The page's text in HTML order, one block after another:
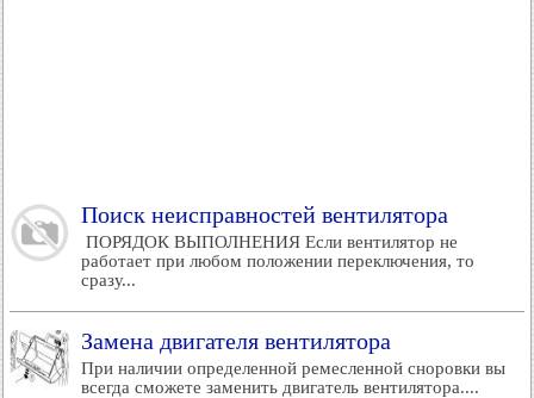
Поиск неисправностей вентилятора
ПОРЯДОК ВЫПОЛНЕНИЯ Если вентилятор не
работает при любом положении переключения, то
сразу...
Замена двигателя вентилятора
При наличии определенной ремесленной сноровки вы
всегда сможете заменить двигатель вентилятора....